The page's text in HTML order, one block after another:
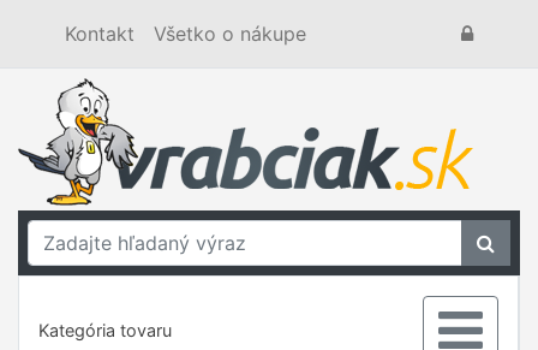
Kontakt Všetko o nákupe
Kategória tovaru